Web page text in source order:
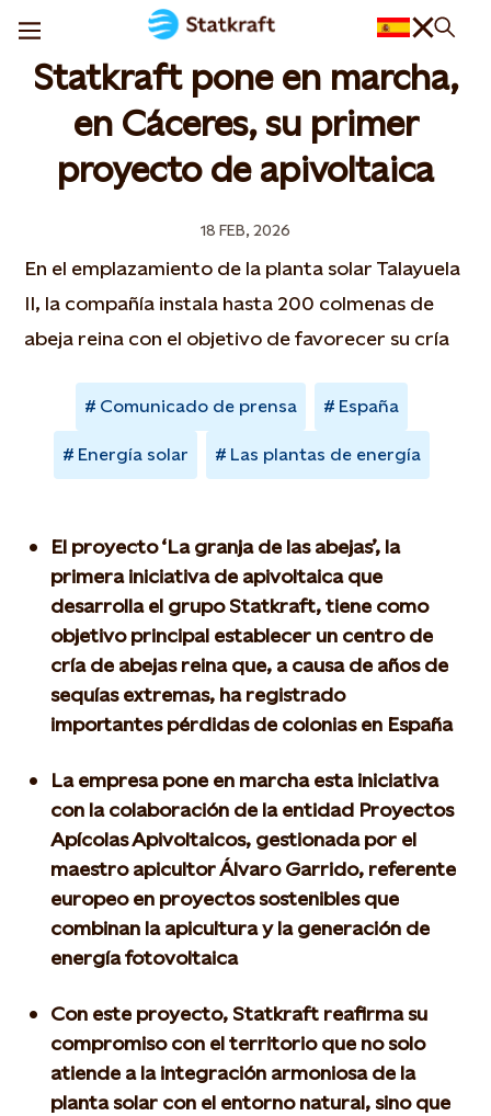
Statkraft pone en marcha,
en Cáceres, su primer
proyecto de apivoltaica
18 FEB, 2026
En el emplazamiento de la planta solar Talayuela
II, la compañía instala hasta 200 colmenas de
abeja reina con el objetivo de favorecer su cría
Comunicado de prensa España
Energía solar Las plantas de energía
El proyecto ‘La granja de las abejas’, la
primera iniciativa de apivoltaica que
desarrolla el grupo Statkraft, tiene como
objetivo principal establecer un centro de
cría de abejas reina que, a causa de años de
sequías extremas, ha registrado
importantes pérdidas de colonias en España
La empresa pone en marcha esta iniciativa
con la colaboración de la entidad Proyectos
Apícolas Apivoltaicos, gestionada por el
maestro apicultor Álvaro Garrido, referente
europeo en proyectos sostenibles que
combinan la apicultura y la generación de
energía fotovoltaica
Con este proyecto, Statkraft reafirma su
compromiso con el territorio que no solo
atiende a la integración armoniosa de la
planta solar con el entorno natural, sino que